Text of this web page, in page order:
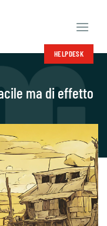
HELPDESK
ma di effetto